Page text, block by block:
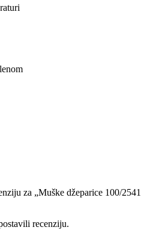
za „Muške džeparice 100/2541
recenziju.